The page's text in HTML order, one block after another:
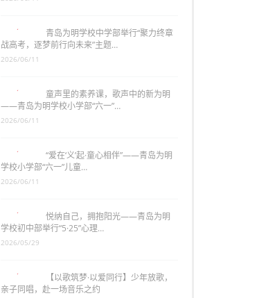
青岛为明学校中学部举行“聚力终章
战高考，逐梦前行向未来”主题…
2026/06/11
童声里的素养课，歌声中的新为明
——青岛为明学校小学部“六一”…
2026/06/11
“爱在‘义’起·童心相伴”——青岛为明
学校小学部“六一”儿童…
悦纳自己，拥抱阳光——青岛为明
学校初中部举行“5·25”心理…
【以歌筑梦·以爱同行】少年放歌，
亲子同唱，赴一场音乐之约